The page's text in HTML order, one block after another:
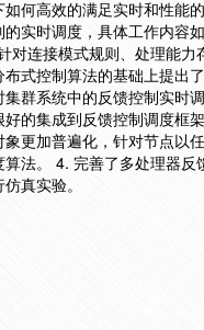
何高效的满足实时和性能
实时调度，具体工作内容
对连接模式规则、处理能
式控制算法的基础上提出
群系统中的反馈控制实时
的集成到反馈控制调度框
更加普遍化，针对节点以
法。 4. 完善了多处理器
真实验。